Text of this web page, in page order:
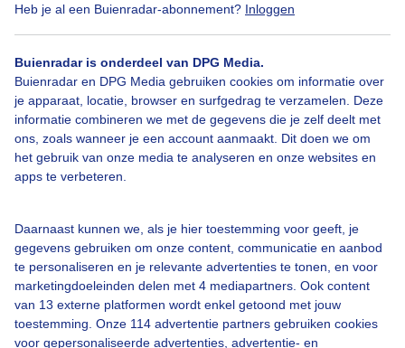
Heb je al een Buienradar-abonnement? Inloggen
Buienradar is onderdeel van DPG Media.
Buienradar en DPG Media gebruiken cookies om informatie over
je apparaat, locatie, browser en surfgedrag te verzamelen. Deze
informatie combineren we met de gegevens die je zelf deelt met
ons, zoals wanneer je een account aanmaakt. Dit doen we om
het gebruik van onze media te analyseren en onze websites en
apps te verbeteren.
Daarnaast kunnen we, als je hier toestemming voor geeft, je
gegevens gebruiken om onze content, communicatie en aanbod
te personaliseren en je relevante advertenties te tonen, en voor
marketingdoeleinden delen met 4 mediapartners. Ook content
van 13 externe platformen wordt enkel getoond met jouw
toestemming. Onze 114 advertentie partners gebruiken cookies
voor gepersonaliseerde advertenties, advertentie- en
Over Buienradar
Bedrijfsgegevens
Veelgestelde vragen
Contact
Toegankelijkheid
Buienradar Team
Privacy beleid
Cookie beleid
Privacy instellingen